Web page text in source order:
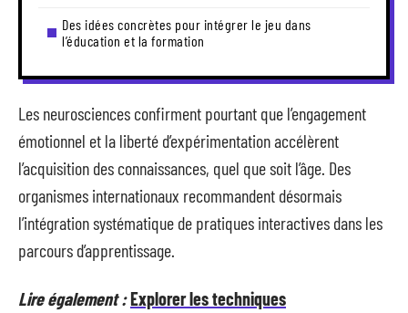
Des idées concrètes pour intégrer le jeu dans
l’éducation et la formation
Les neurosciences confirment pourtant que l’engagement
émotionnel et la liberté d’expérimentation accélèrent
l’acquisition des connaissances, quel que soit l’âge. Des
organismes internationaux recommandent désormais
l’intégration systématique de pratiques interactives dans les
parcours d’apprentissage.
Lire également :Explorer les techniques